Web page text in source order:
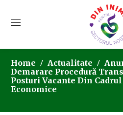
Home Actualitate
Demarare Procedură
Posturi Vacante Din
Economice